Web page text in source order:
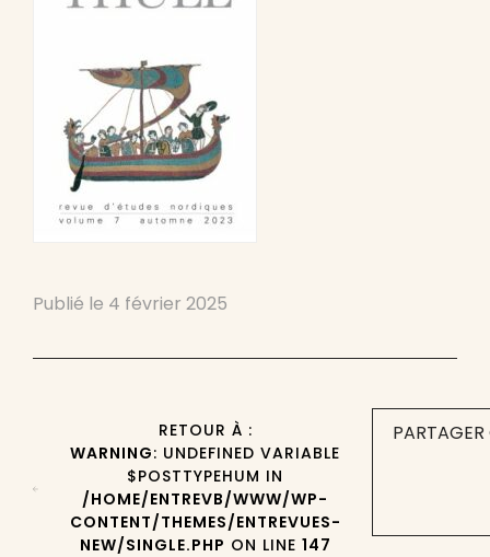
Publié le 4 février 2025
RETOUR À :
WARNING: UNDEFINED VARIABLE
$POSTTYPEHUM IN
/HOME/ENTREVB/WWW/WP-
CONTENT/THEMES/ENTREVUES-
NEW/SINGLE.PHP ON LINE 147